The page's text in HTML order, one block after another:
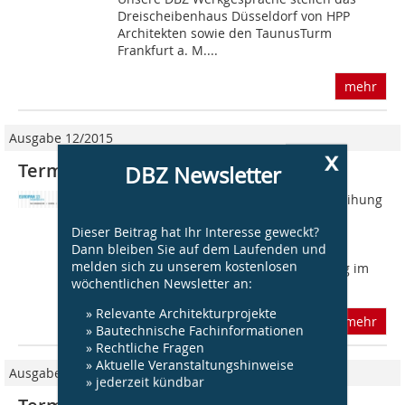
x
DBZ Newsletter
Dieser Beitrag hat Ihr Interesse geweckt?
Dann bleiben Sie auf dem Laufenden und
melden sich zu unserem kostenlosen
wöchentlichen Newsletter an:
» Relevante Architekturprojekte
» Bautechnische Fachinformationen
» Rechtliche Fragen
» Aktuelle Veranstaltungshinweise
» jederzeit kündbar
Dreischeibenhaus Düsseldorf von HPP
Architekten sowie den TaunusTurm
Frankfurt a. M....
mehr
Ausgabe 12/2015
Termineseite DBZ 12 2015
Weiterbildung 04.12.2015 Berlin Verleihung
www.europan.de Der Wettbewerb ist
entschieden. Preisverleihung mit
anschließendem Fest und Ausstellung im
HO am...
mehr
Ausgabe 01/2016